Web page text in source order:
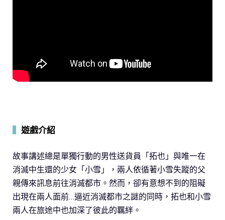
遊戲介紹
故事講述總是單獨行動的男性送貨員「拓也」與唯一在
消滅中生還的少女「小雪」，兩人依循著小雪失蹤的父
親傳來訊息前往消滅都市。然而，卻有意想不到的阻礙
出現在兩人面前…逼近消滅都市之謎的同時，拓也和小雪
兩人在旅途中也加深了彼此的羈絆。